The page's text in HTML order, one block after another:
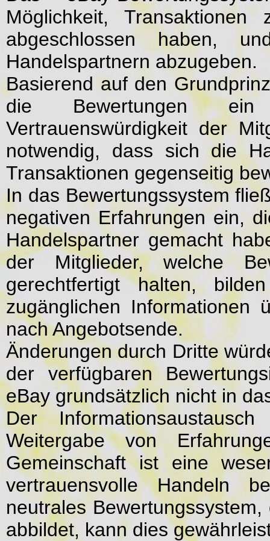
Möglichkeit,
abgeschlossen haben,
Handelspartnern abzugeben.
Basierend auf den
die Bewertungen
Vertrauenswürdigkeit der
notwendig, dass sich die
Transaktionen gegenseitig
In das Bewertungssystem
negativen Erfahrungen ein,
Handelspartner gemacht
der Mitglieder, welche
gerechtfertigt halten,
zugänglichen Informationen
nach Angebotsende.
Änderungen durch Dritte
der verfügbaren
eBay grundsätzlich nicht in
Der
Weitergabe von
Gemeinschaft ist eine
vertrauensvolle Handeln
neutrales
abbildet, kann dies